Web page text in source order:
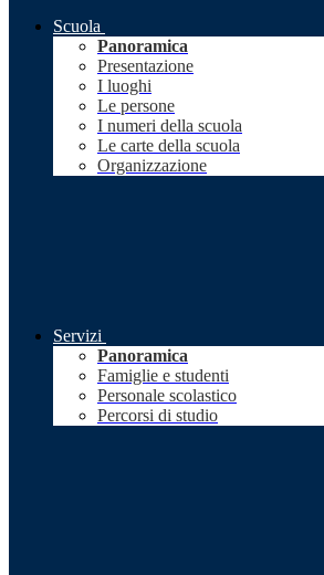
Scuola
Panoramica
Presentazione
I luoghi
Le persone
I numeri della scuola
Le carte della scuola
Organizzazione
Servizi
Panoramica
Famiglie e studenti
Personale scolastico
Percorsi di studio